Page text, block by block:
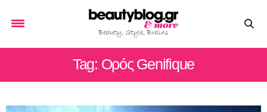
Tag: Ορός Genifique